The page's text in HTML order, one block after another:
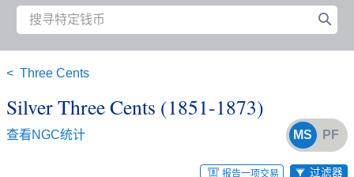
Three Cents
Silver Three Cents (1851-1873)
查看NGC统计 PF
MS
报告一项交易 过滤器